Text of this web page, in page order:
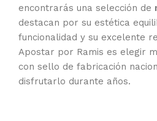
encontrarás una selección de
destacan por su estética
funcionalidad y su excelente
Apostar por Ramis es elegir
con sello de fabricación
disfrutarlo durante años.